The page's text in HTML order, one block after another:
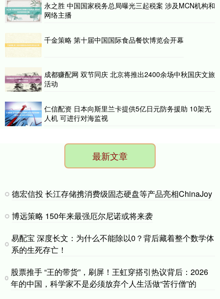
永之胜 中国国家税务总局曝光三起税案 涉及MCN机构和
网络主播
千金策略 第十届中国国际食品餐饮博览会开幕
成都赚配网 双节同庆 北京将推出2400余场中秋国庆文旅
活动
仁信配资 日本向斯里兰卡提供5亿日元防务援助 10架无
人机 可进行对海监视
最新文章
德宏信投 长江存储携消费级固态硬盘等产品亮相ChinaJoy
博远策略 150年来最强厄尔尼诺或将来袭
易配宝 深度长文：为什么不能除以0？背后藏着整个数学体
系的生死存亡！
股票推手 “王的带货”，刷屏！王虹穿搭引热议背后：2026
年的中国，科学家不是必须放弃个人生活做“苦行僧”的